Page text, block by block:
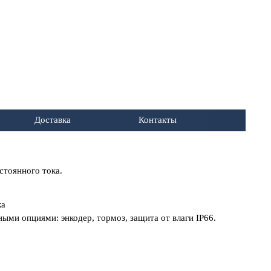
Доставка Контакты
тока.
опциями: энкодер, тормоз, защита от влаги IP66.